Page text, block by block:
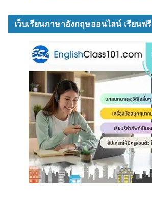
เว็บเรียนภาษาอังกฤษออนไลน์ เรียนฟรี